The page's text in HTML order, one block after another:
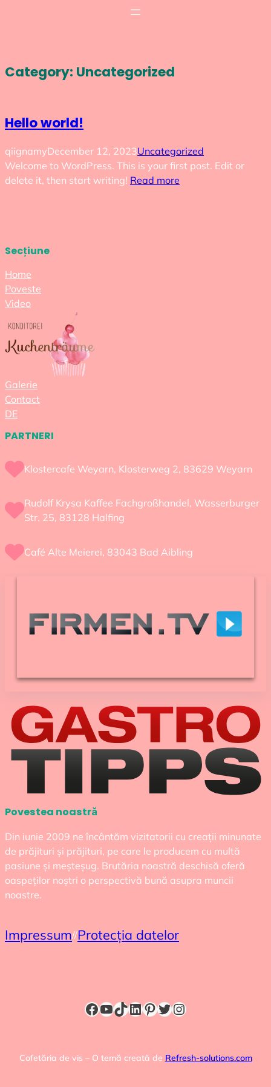
Category: Uncategorized
Hello world!
qiignamyDecember 12, 2023Uncategorized
Welcome to WordPress. This is your first post. Edit or
delete it, then start writing! Read more
Secțiune
Home
Poveste
Video
Galerie
Contact
DE
PARTNERI
Klostercafe Weyarn, Klosterweg 2, 83629 Weyarn
Rudolf Krysa Kaffee Fachgroßhandel, Wasserburger
Str. 25, 83128 Halfing
Ca­fé Alte Meierei, 83043 Bad Aibling
Povestea noastră
Din iunie 2009 ne încântăm vizitatorii cu creații minunate
de prăjituri și prăjituri, pe care le producem cu multă
pasiune și meșteșug. Brutăria noastră deschisă oferă
oaspeților noștri o perspectivă bună asupra muncii
noastre.
Impressum//Protecția datelor
Facebook
YouTube
TikTok
LinkedIn
Pinterest
Twitter
Instagram
Cofetăria de vis – O temă creată de Refresh-solutions.com